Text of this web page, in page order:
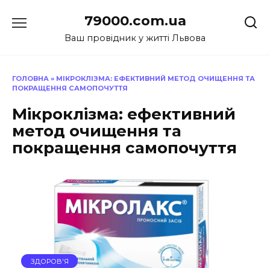
до
79000.com.ua
Ваш провідник у житті Львова
ГОЛОВНА » МІКРОКЛІЗМА: ЕФЕКТИВНИЙ МЕТОД ОЧИЩЕННЯ ТА
ПОКРАЩЕННЯ САМОПОЧУТТЯ
Мікроклізма: ефективний
метод очищення та
покращення самопочуття
ЗДОРОВ'Я